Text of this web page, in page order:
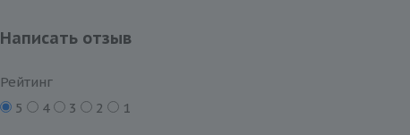
Написать отзыв
Рейтинг
5
4 3 2 1